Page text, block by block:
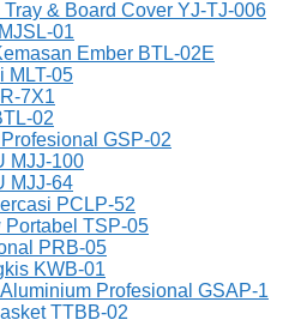
& Board Cover YJ-TJ-006
01
Ember BTL-02E
MLT-05
7X1
02
GSP-02
MJJ-100
MJJ-64
PCLP-52
Portabel TSP-05
PRB-05
KWB-01
Profesional GSAP-1
TTBB-02